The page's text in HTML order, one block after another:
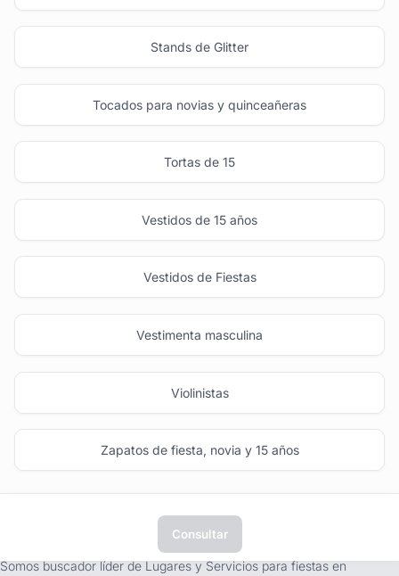
Stands de Glitter
Tocados para novias y quinceañeras
Tortas de 15
Vestidos de 15 años
Vestidos de Fiestas
Vestimenta masculina
Violinistas
Zapatos de fiesta, novia y 15 años
Consultar
Somos buscador líder de Lugares y Servicios para fiestas en